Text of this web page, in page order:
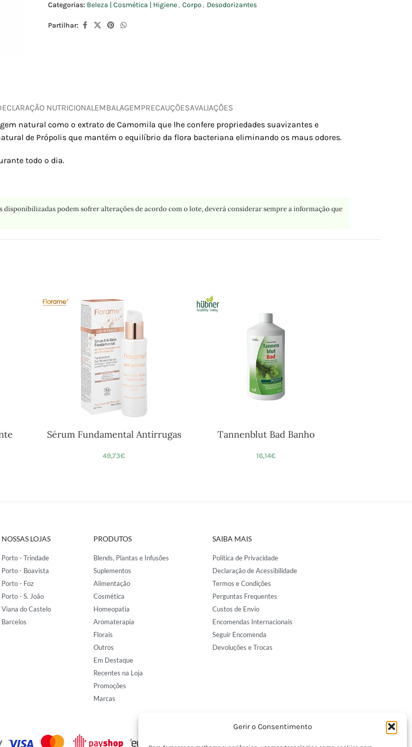
Gerir o Consentimento
Categorias: Beleza | Cosmética | Higiene, Corpo , Desodorizantes
Partilhar:
NUTRICIONAL EMBALAGEMPRECAUÇÕESAVALIAÇÕES
natural como o extrato de Camomila que lhe confere propriedades suavizantes e
de Própolis que mantém o equilíbrio da flora bacteriana eliminando os maus odores.
todo o dia.
podem sofrer alterações de acordo com o lote, deverá considerar sempre a informação que
Sérum Fundamental Antirrugas
49,73€
Tannenblut Bad Banho
16,14€
NOSSAS LOJAS
Porto - Trindade
Porto - Boavista
Porto - Foz
Porto - S. João
Viana do Castelo
Barcelos
PRODUTOS
Blends, Plantas e Infusões
Suplementos
Alimentação
Cosmética
Homeopatia
Aromaterapia
Florais
Outros
Em Destaque
Recentes na Loja
Promoções
Marcas
SAIBA MAIS
Política de Privacidade
Declaração de Acessibilidade
Termos e Condições
Perguntas Frequentes
Custos de Envio
Encomendas Internacionais
Seguir Encomenda
Devoluções e Trocas